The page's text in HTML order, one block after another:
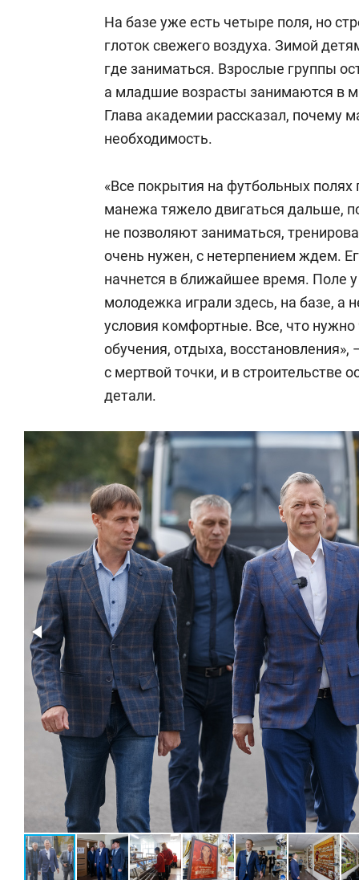
На базе уже есть четыре поля, но
глоток свежего воздуха. Зимой
где заниматься. Взрослые группы
а младшие возрасты занимаются в
Глава академии рассказал, почему
необходимость.
«Все покрытия на футбольных
манежа тяжело двигаться дальше,
не позволяют заниматься,
очень нужен, с нетерпением ждем.
начнется в ближайшее время.
молодежка играли здесь, на базе, а
условия комфортные. Все, что
обучения, отдыха,
с мертвой точки, и в строительстве
детали.